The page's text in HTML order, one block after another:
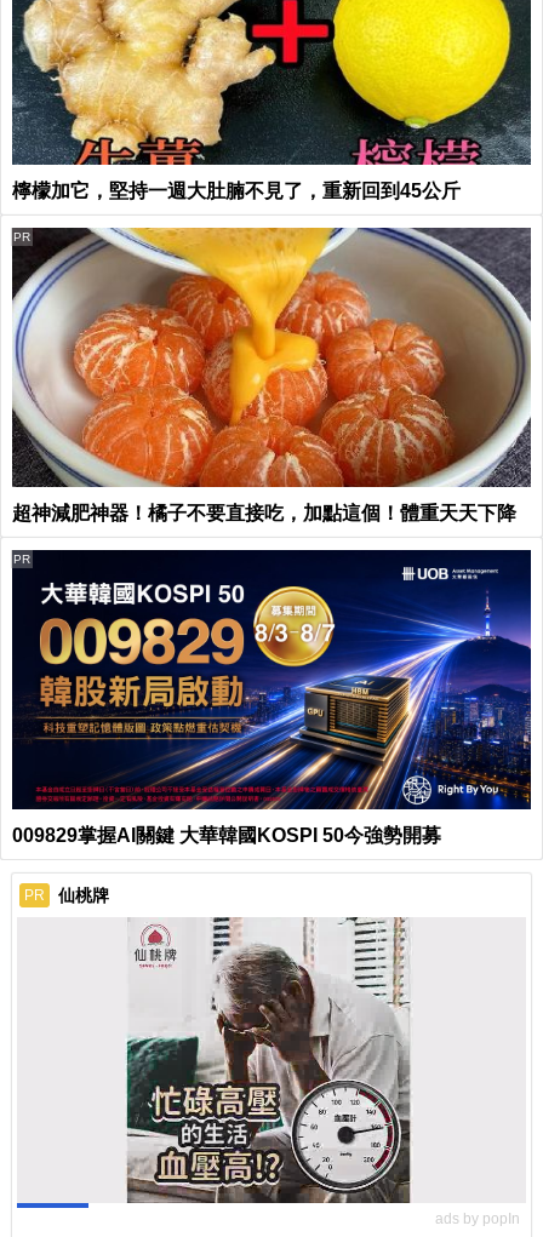
檸檬加它，堅持一週大肚腩不見了，重新回到45公斤
超神減肥神器！橘子不要直接吃，加點這個！體重天天下降
PR
009829掌握AI關鍵 大華韓國KOSPI 50今強勢開募
PR
PR 仙桃牌
ads by popIn